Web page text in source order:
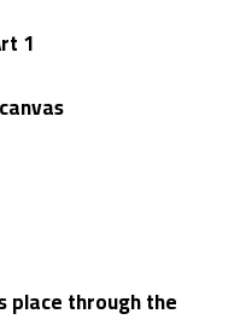
1
place through the